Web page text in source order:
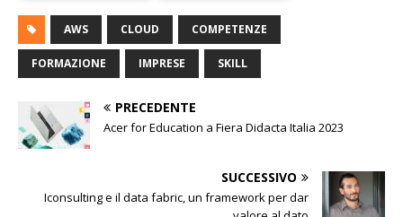
AWS CLOUD COMPETENZE
FORMAZIONE IMPRESE SKILL
PRECEDENTE
Acer for Education a Fiera Didacta Italia 2023
SUCCESSIVO
Iconsulting e il data fabric, un framework per dar